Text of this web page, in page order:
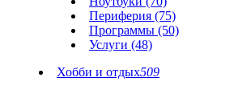
Периферия (75)
Программы (50)
Услуги (48)
Хобби и отдых509